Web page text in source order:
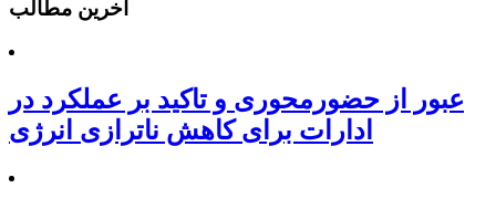
آخرین مطالب
عبور از حضورمحوری و تاکید بر عملکرد در
ادارات برای کاهش ناترازی انرژی